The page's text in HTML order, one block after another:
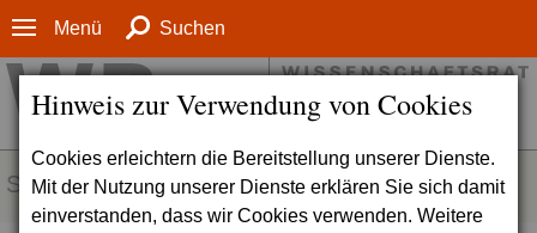
Hinweis zur Verwendung von Cookies
Cookies erleichtern die Bereitstellung unserer Dienste.
Mit der Nutzung unserer Dienste erklären Sie sich damit
einverstanden, dass wir Cookies verwenden. Weitere
Menü Suchen
SERVICE